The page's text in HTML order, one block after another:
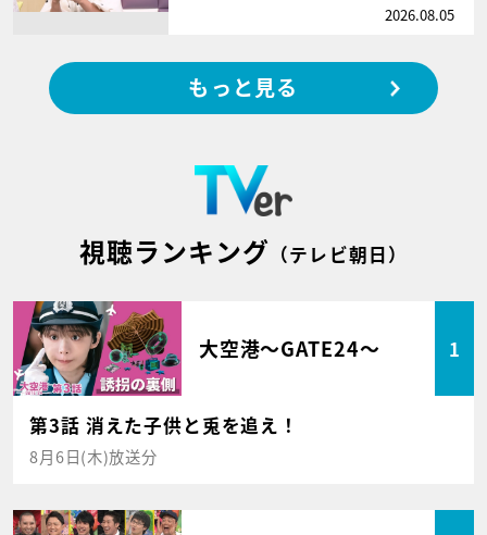
2026.08.05
もっと見る
視聴ランキング （テレビ朝日）
大空港～GATE24～ 1
第3話 消えた子供と兎を追え！
8月6日(木)放送分